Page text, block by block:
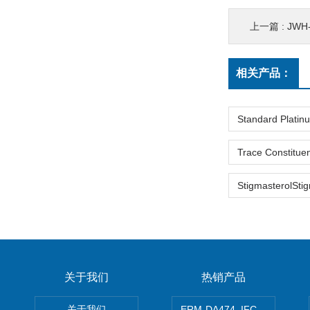
上一篇 :
相关产品：
关于我们 热销产品